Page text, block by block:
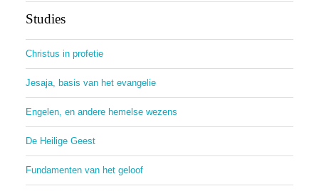
Studies
Christus in profetie
Jesaja, basis van het evangelie
Engelen, en andere hemelse wezens
De Heilige Geest
Fundamenten van het geloof